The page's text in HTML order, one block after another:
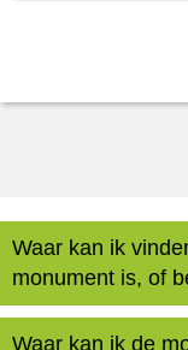
Waar kan ik
monument is, of
Waar kan ik de